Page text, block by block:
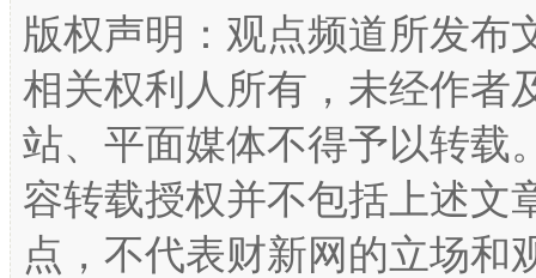
版权声明：观点频道所发布
相关权利人所有，未经作者
站、平面媒体不得予以转载
容转载授权并不包括上述文
点，不代表财新网的立场和